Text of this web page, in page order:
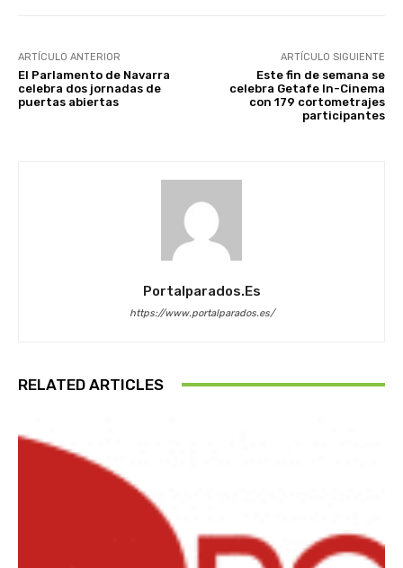
ARTÍCULO ANTERIOR
El Parlamento de Navarra
celebra dos jornadas de
puertas abiertas
ARTÍCULO SIGUIENTE
Este fin de semana se
celebra Getafe In-Cinema
con 179 cortometrajes
participantes
Portalparados.es
https://www.portalparados.es/
RELATED ARTICLES